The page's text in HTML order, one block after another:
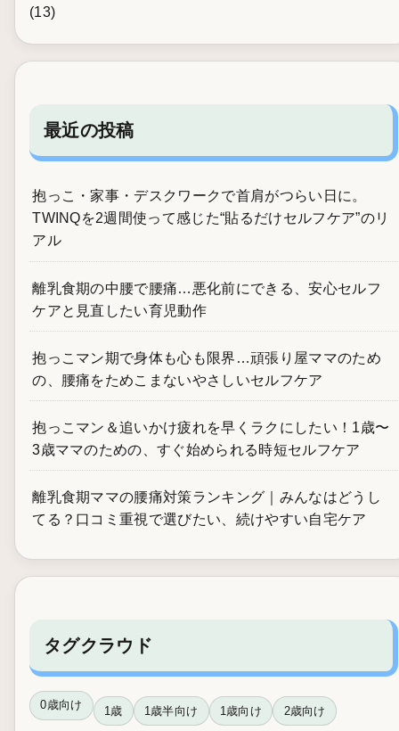
(13)
最近の投稿
抱っこ・家事・デスクワークで首肩がつらい日に。
TWINQを2週間使って感じた“貼るだけセルフケア”のリ
アル
離乳食期の中腰で腰痛…悪化前にできる、安心セルフ
ケアと見直したい育児動作
抱っこマン期で身体も心も限界…頑張り屋ママのため
の、腰痛をためこまないやさしいセルフケア
抱っこマン＆追いかけ疲れを早くラクにしたい！1歳〜
3歳ママのための、すぐ始められる時短セルフケア
離乳食期ママの腰痛対策ランキング｜みんなはどうし
てる？口コミ重視で選びたい、続けやすい自宅ケア
タグクラウド
0歳向け 1歳 1歳半向け 1歳向け 2歳向け